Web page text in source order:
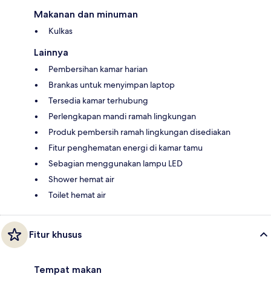
Makanan dan minuman
Kulkas
Lainnya
Pembersihan kamar harian
Brankas untuk menyimpan laptop
Tersedia kamar terhubung
Perlengkapan mandi ramah lingkungan
Produk pembersih ramah lingkungan disediakan
Fitur penghematan energi di kamar tamu
Sebagian menggunakan lampu LED
Shower hemat air
Toilet hemat air
Fitur khusus
Tempat makan